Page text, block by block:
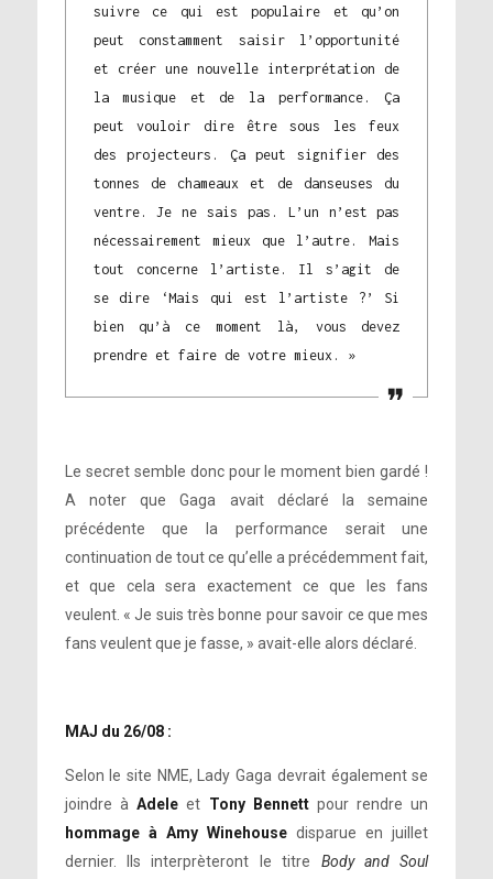
suivre ce qui est populaire et qu’on
peut constamment saisir l’opportunité
et créer une nouvelle interprétation de
la musique et de la performance. Ça
peut vouloir dire être sous les feux
des projecteurs. Ça peut signifier des
tonnes de chameaux et de danseuses du
ventre. Je ne sais pas. L’un n’est pas
nécessairement mieux que l’autre. Mais
tout concerne l’artiste. Il s’agit de
se dire ‘Mais qui est l’artiste ?’ Si
bien qu’à ce moment là, vous devez
prendre et faire de votre mieux. »
Le secret semble donc pour le moment bien gardé !
A noter que Gaga avait déclaré la semaine
précédente que la performance serait une
continuation de tout ce qu’elle a précédemment fait,
et que cela sera exactement ce que les fans
veulent. « Je suis très bonne pour savoir ce que mes
fans veulent que je fasse, » avait-elle alors déclaré.
MAJ du 26/08 :
Selon le site NME, Lady Gaga devrait également se
joindre àAdele et Tony Bennettpour rendre un
hommage à Amy Winehouse disparue en juillet
dernier. Ils interprèteront le titre Body and Soul